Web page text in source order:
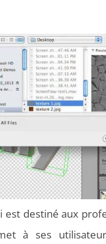
est destiné aux
à ses